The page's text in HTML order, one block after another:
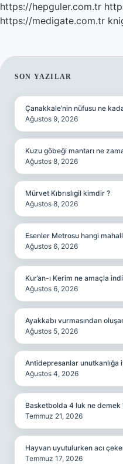
https://hepguler.com.tr
https://medigate.com.tr
SIDEBAR
SON YAZILAR
Çanakkale’nin nüfusu ne
Ağustos 9, 2026
Kuzu göbeği mantarı ne
Ağustos 8, 2026
Mürvet Kıbrıslıgil kimdir ?
Ağustos 8, 2026
Esenler Metrosu hangi
Ağustos 6, 2026
Kur’an-ı Kerim ne amaçla
Ağustos 6, 2026
Ayakkabı vurmasından
Ağustos 5, 2026
Antidepresanlar unutkanlığa
Ağustos 4, 2026
Basketbolda 4 luk ne demek
Temmuz 21, 2026
Hayvan uyutulurken acı
Temmuz 17, 2026